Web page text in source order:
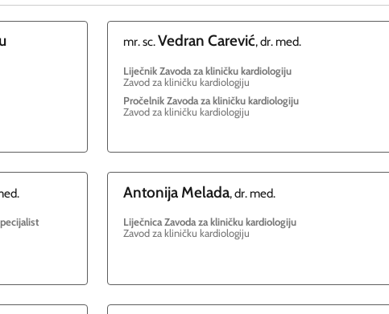
mr. sc.Vedran Carević, dr. med.
Liječnik Zavoda za kliničku kardiologiju
Zavod za kliničku kardiologiju
Pročelnik Zavoda za kliničku kardiologiju
Zavod za kliničku kardiologiju
Antonija Melada, dr. med.
Liječnica Zavoda za kliničku kardiologiju
Zavod za kliničku kardiologiju